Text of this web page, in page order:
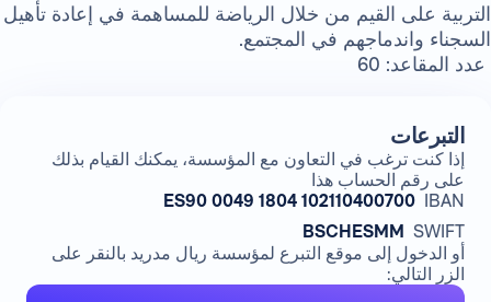
التربية على القيم من خلال الرياضة للمساهمة في إعادة تأهيل
السجناء واندماجهم في المجتمع.
عدد المقاعد: 60
التبرعات
إذا كنت ترغب في التعاون مع المؤسسة، يمكنك القيام بذلك
على رقم الحساب هذا
IBAN
ES90 0049 1804 102110400700
SWIFT
BSCHESMM
أو الدخول إلى موقع التبرع لمؤسسة ريال مدريد بالنقر على
الزر التالي: